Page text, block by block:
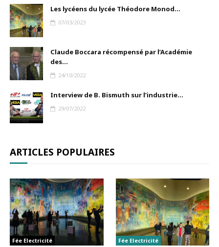
Les lycéens du lycée Théodore Monod...
07/03/2023
Claude Boccara récompensé par l’Académie
des...
24/10/2022
Interview de B. Bismuth sur l’industrie...
29/07/2022
ARTICLES POPULAIRES
Fée Electricité Fée Electricité